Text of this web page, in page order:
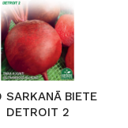
SARKANĀ BIETE
DETROIT 2